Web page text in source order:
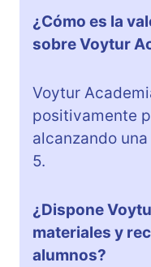
¿Cómo es la
sobre Voytur
Voytur
positivamente
alcanzando
5.
¿Dispone
materiales y
alumnos?